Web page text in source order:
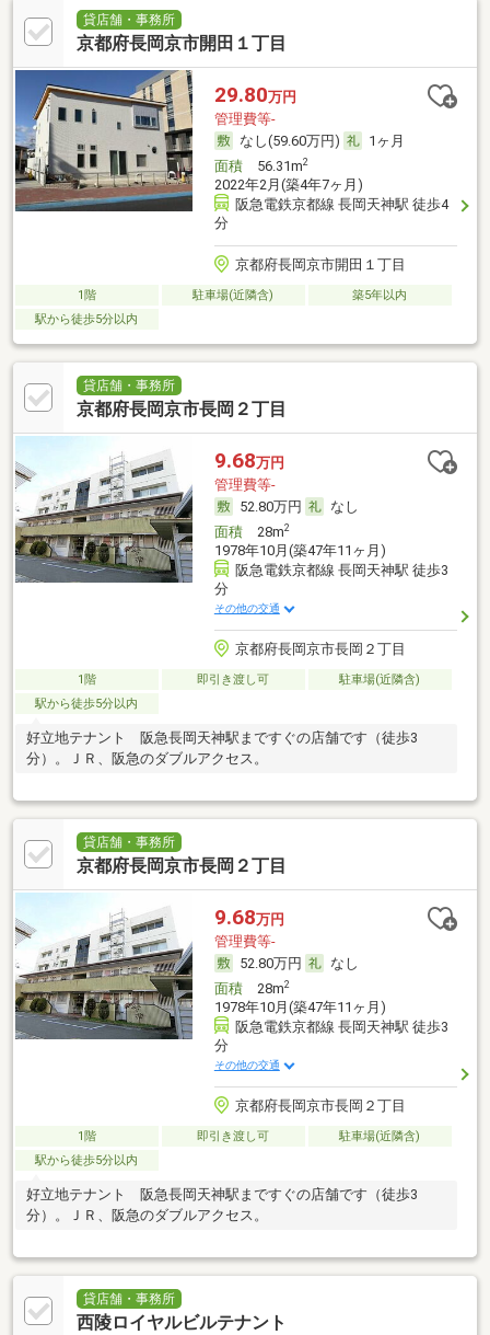
貸店舗・事務所
京都府長岡京市開田１丁目
29.80万円
管理費等-
なし(59.60万円)
1ヶ月
面積56.31m2
2022年2月(築4年7ヶ月)
阪急電鉄京都線 長岡天神駅 徒歩4
分
京都府長岡京市開田１丁目
1階 駐車場(近隣含)
築5年以内
駅から徒歩5分以内
貸店舗・事務所
京都府長岡京市長岡２丁目
9.68万円
管理費等-
52.80万円
なし
面積28m2
1978年10月(築47年11ヶ月)
阪急電鉄京都線 長岡天神駅 徒歩3
分
その他の交通
京都府長岡京市長岡２丁目
1階 即引き渡し可
駐車場(近隣含)
駅から徒歩5分以内
好立地テナント 阪急長岡天神駅まですぐの店舗です（徒歩3
分）。ＪＲ、阪急のダブルアクセス。
貸店舗・事務所
京都府長岡京市長岡２丁目
9.68万円
管理費等-
52.80万円
なし
面積28m2
1978年10月(築47年11ヶ月)
阪急電鉄京都線 長岡天神駅 徒歩3
分
その他の交通
京都府長岡京市長岡２丁目
1階 即引き渡し可
駐車場(近隣含)
駅から徒歩5分以内
好立地テナント 阪急長岡天神駅まですぐの店舗です（徒歩3
分）。ＪＲ、阪急のダブルアクセス。
貸店舗・事務所
西陵ロイヤルビルテナント